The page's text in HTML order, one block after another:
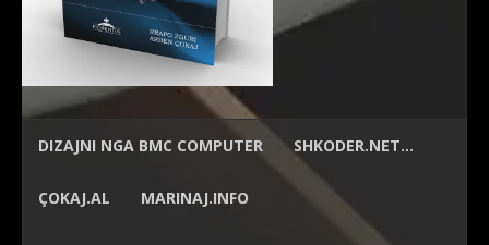
DIZAJNI NGA BMC COMPUTER SHKODER.NET…
ÇOKAJ.AL MARINAJ.INFO